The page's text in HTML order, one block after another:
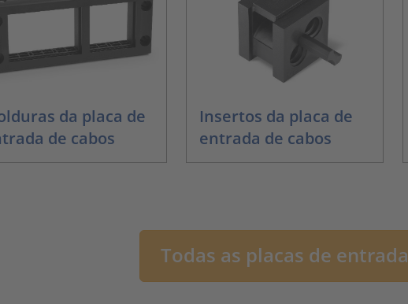
da placa de
de cabos
Insertos da placa de
entrada de cabos
Todas as placas de entrada